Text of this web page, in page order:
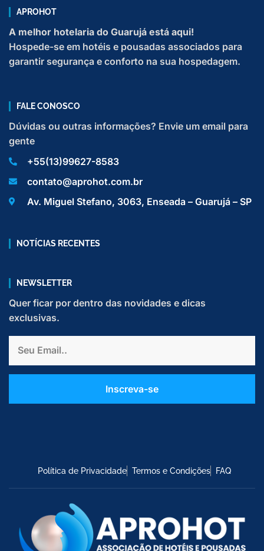
APROHOT
A melhor hotelaria do Guarujá está aqui!
Hospede-se em hotéis e pousadas associados para
garantir segurança e conforto na sua hospedagem.
FALE CONOSCO
Dúvidas ou outras informações? Envie um email para
gente
+55(13)99627-8583
contato@aprohot.com.br
Av. Miguel Stefano, 3063, Enseada – Guarujá – SP
NOTÍCIAS RECENTES
NEWSLETTER
Quer ficar por dentro das novidades e dicas
exclusivas.
Inscreva-se
Política de Privacidade Termos e Condições FAQ